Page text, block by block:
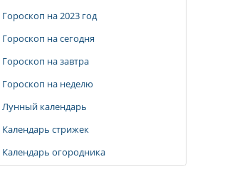
Гороскоп на 2023 год
Гороскоп на сегодня
Гороскоп на завтра
Гороскоп на неделю
Лунный календарь
Календарь стрижек
Календарь огородника